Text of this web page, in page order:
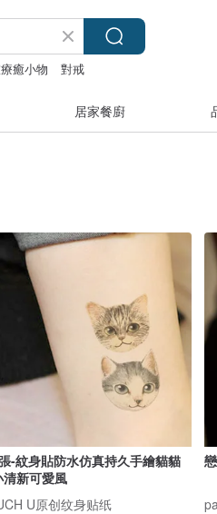
癒小物 對戒
居家餐廚
-紋身貼防水仿真持久手繪貓貓
清新可愛風
U原创纹身贴纸